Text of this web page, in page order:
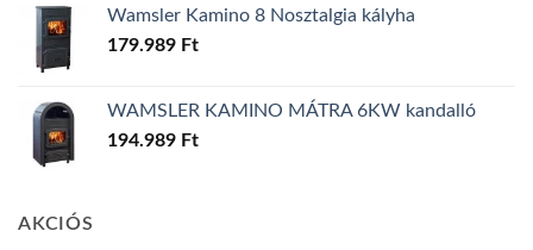
Wamsler Kamino 8 Nosztalgia kályha
179.989 Ft
WAMSLER KAMINO MÁTRA 6KW kandalló
194.989 Ft
AKCIÓS